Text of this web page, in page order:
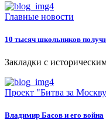
Главные новости
10 тысяч школьников
Закладки с
Проект "Битва за
Владимир Басов и его война